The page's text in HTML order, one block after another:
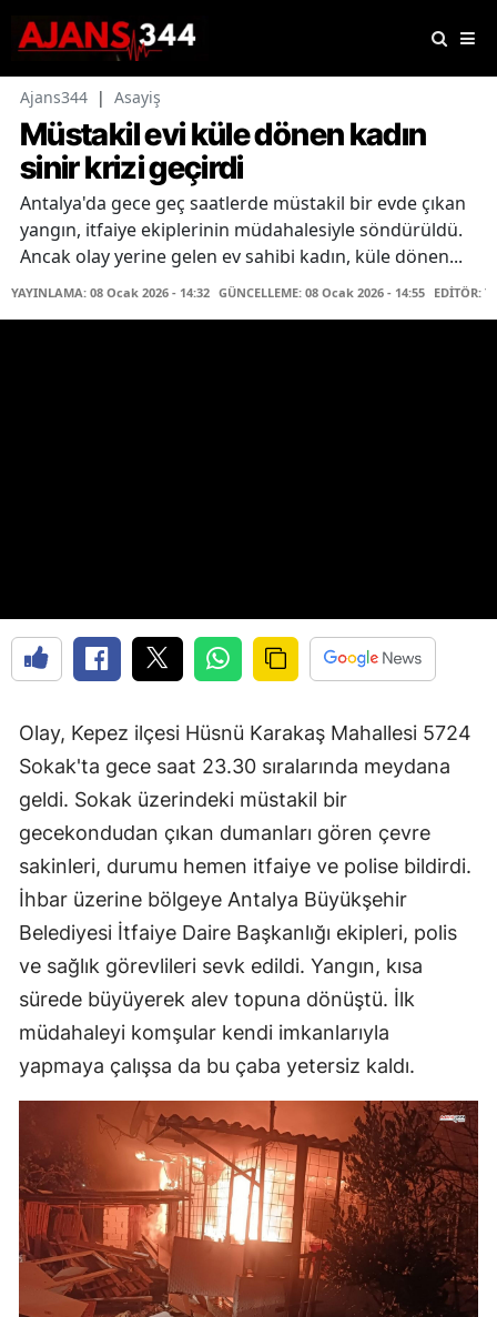
Ajans344 | Asayiş
Müstakil evi küle dönen kadın
sinir krizi geçirdi
Antalya'da gece geç saatlerde müstakil bir evde çıkan
yangın, itfaiye ekiplerinin müdahalesiyle söndürüldü.
Ancak olay yerine gelen ev sahibi kadın, küle dönen...
YAYINLAMA: 08 Ocak 2026 - 14:32 GÜNCELLEME: 08 Ocak 2026 - 14:55 EDİTÖR:
Olay, Kepez ilçesi Hüsnü Karakaş Mahallesi 5724
Sokak'ta gece saat 23.30 sıralarında meydana
geldi. Sokak üzerindeki müstakil bir
gecekondudan çıkan dumanları gören çevre
sakinleri, durumu hemen itfaiye ve polise bildirdi.
İhbar üzerine bölgeye Antalya Büyükşehir
Belediyesi İtfaiye Daire Başkanlığı ekipleri, polis
ve sağlık görevlileri sevk edildi. Yangın, kısa
sürede büyüyerek alev topuna dönüştü. İlk
müdahaleyi komşular kendi imkanlarıyla
yapmaya çalışsa da bu çaba yetersiz kaldı.